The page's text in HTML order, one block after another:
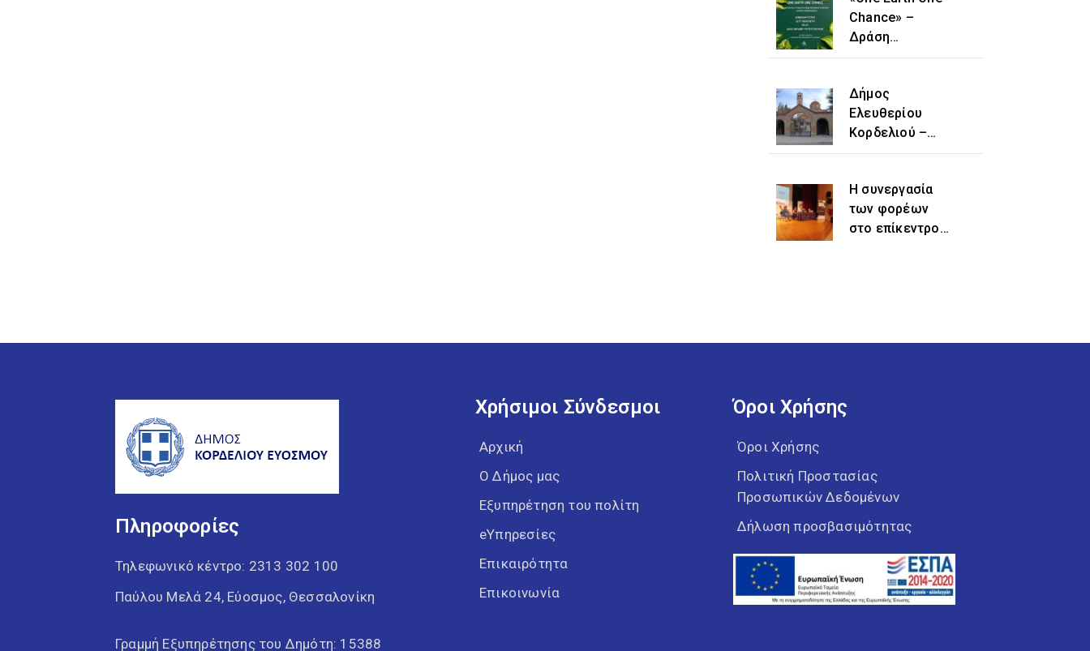
Chance» –
Δράση
δενδροφύτευσης
Αντώνη Τρίτση
Δήμος
Ελευθερίου
Κορδελιού –
Ευόσμου:
μίας ιστορικής
αδικίας η
προσθήκη του
Η συνεργασία
των φορέων
στο επίκεντρο
και
Πληροφορίες
Τηλεφωνικό κέντρο: 2313 302 100
Παύλου Μελά 24, Εύοσμος, Θεσσαλονίκη
Γραμμή Εξυπηρέτησης του Δημότη: 15388
Χρήσιμοι Σύνδεσμοι
Αρχική
Ο Δήμος μας
Εξυπηρέτηση του πολίτη
eΥπηρεσίες
Επικαιρότητα
Επικοινωνία
Όροι Χρήσης
Όροι Χρήσης
Πολιτική Προστασίας
Προσωπικών Δεδομένων
Δήλωση προσβασιμότητας